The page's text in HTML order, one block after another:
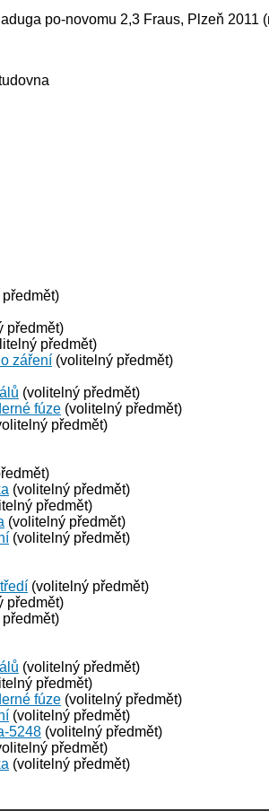
po-novomu 2,3 Fraus, Plzeň 2011
předmět)
předmět)
záření (volitelný předmět)
(volitelný předmět)
fúze (volitelný předmět)
předmět)
(volitelný předmět)
předmět)
(volitelný předmět)
(volitelný předmět)
(volitelný předmět)
předmět)
(volitelný předmět)
předmět)
fúze (volitelný předmět)
(volitelný předmět)
5248 (volitelný předmět)
předmět)
(volitelný předmět)